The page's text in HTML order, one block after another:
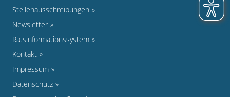
Stellenausschreibungen
Newsletter
Ratsinformationssystem
Kontakt
Impressum
Datenschutz